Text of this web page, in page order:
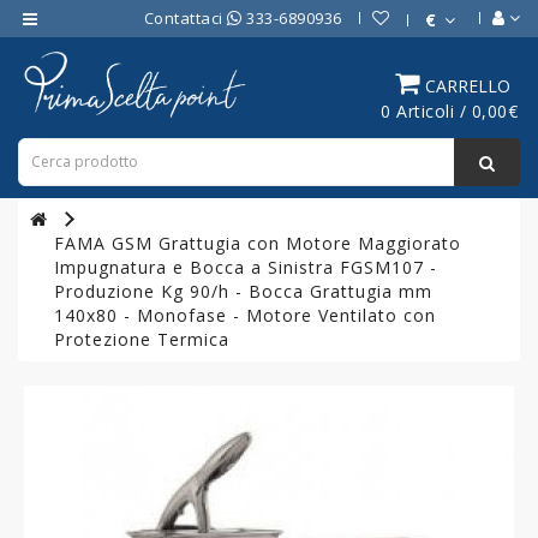
Contattaci 333-6890936 €
CARRELLO
0 Articoli / 0,00€
Category
ATTREZZATURE
BAR
ATTREZZATURE
PROFESSIONALI
CUCINA
LINEA
FAMA GSM Grattugia con Motore Maggiorato
Impugnatura e Bocca a Sinistra FGSM107 -
Produzione Kg 90/h - Bocca Grattugia mm
140x80 - Monofase - Motore Ventilato con
Protezione Termica